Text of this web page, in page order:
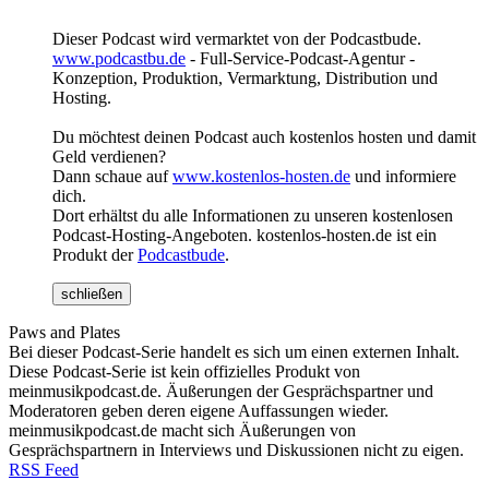
Dieser Podcast wird vermarktet von der Podcastbude.
www.podcastbu.de - Full-Service-Podcast-Agentur -
Konzeption, Produktion, Vermarktung, Distribution und
Hosting.
Du möchtest deinen Podcast auch kostenlos hosten und damit
Geld verdienen?
Dann schaue aufwww.kostenlos-hosten.de und informiere
dich.
Dort erhältst du alle Informationen zu unseren kostenlosen
Podcast-Hosting-Angeboten. kostenlos-hosten.de ist ein
Produkt derPodcastbude.
schließen
Paws and Plates
Bei dieser Podcast-Serie handelt es sich um einen externen Inhalt.
Diese Podcast-Serie ist kein offizielles Produkt von
meinmusikpodcast.de. Äußerungen der Gesprächspartner und
Moderatoren geben deren eigene Auffassungen wieder.
meinmusikpodcast.de macht sich Äußerungen von
Gesprächspartnern in Interviews und Diskussionen nicht zu eigen.
RSS Feed